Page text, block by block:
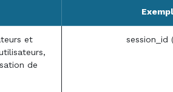
et
de
session_id